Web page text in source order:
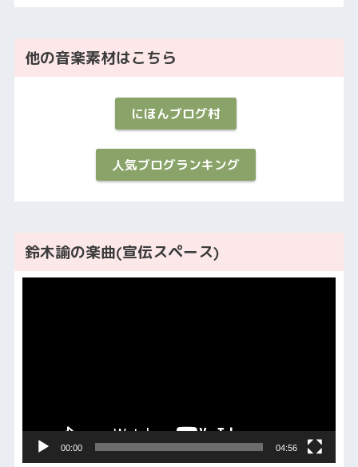
他の音楽素材はこちら
にほんブログ村
人気ブログランキング
鈴木諭の楽曲(宣伝スペース)
00:00 04:56